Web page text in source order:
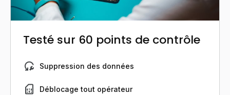
Testé sur 60 points de contrôle
Suppression des données
Déblocage tout opérateur